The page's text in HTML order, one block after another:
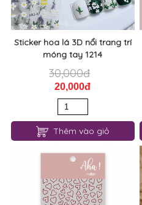
Sticker hoa lá 3D nổi trang trí
móng tay 1214
30,000đ
20,000đ
Thêm vào giỏ